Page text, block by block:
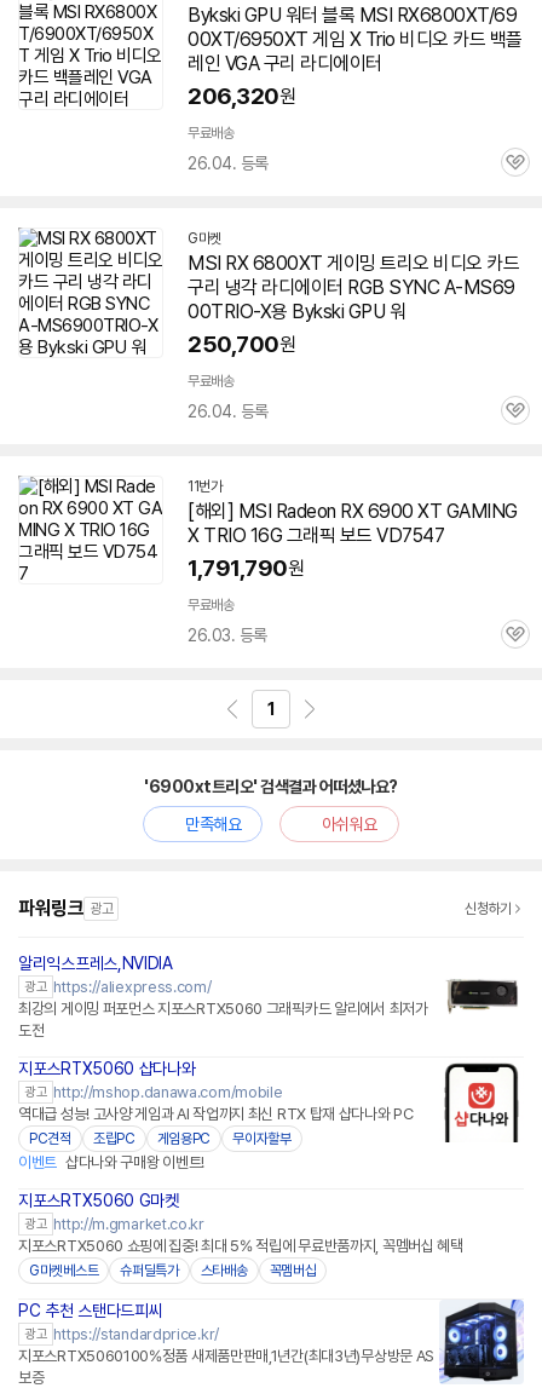
Bykski GPU 워터 블록 MSI RX6800XT/69
00XT/6950XT 게임 X Trio 비디오 카드 백플
레인 VGA 구리 라디에이터
206,320원
무료배송
26.04. 등록
관
G마켓
MSI RX 6800XT 게이밍 트리오 비디오 카드
구리 냉각 라디에이터 RGB SYNC A-MS69
00TRIO-X용 Bykski GPU 워
250,700원
무료배송
26.04. 등록
관
11번가
[해외] MSI Radeon RX 6900 XT GAMING
X TRIO 16G 그래픽 보드 VD7547
1,791,790원
무료배송
26.03. 등록
관
1
'6900xt트리오' 검색결과 어떠셨나요?
만족해요
아쉬워요
파워링크 광고 신청하기
알리익스프레스,NVIDIA
광고 https://aliexpress.com/
최강의 게이밍 퍼포먼스 지포스RTX5060 그래픽카드 알리에서 최저가
도전
지포스RTX5060 샵다나와
광고 http://mshop.danawa.com/mobile
역대급 성능! 고사양 게임과 AI 작업까지 최신 RTX 탑재 샵다나와 PC
PC견적 조립PC 게임용PC 무이자할부
이벤트 샵다나와 구매왕 이벤트!
지포스RTX5060 G마켓
광고 http://m.gmarket.co.kr
지포스RTX5060 쇼핑에 집중! 최대 5% 적립에 무료반품까지, 꼭멤버십 혜택
G마켓베스트 슈퍼딜특가 스타배송 꼭멤버십
PC 추천 스탠다드피씨
광고 https://standardprice.kr/
지포스RTX5060100%정품 새제품만판매,1년간(최대3년)무상방문 AS
보증